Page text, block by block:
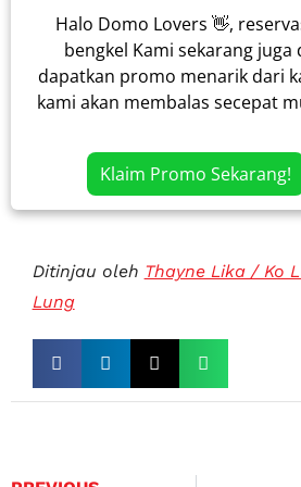
Halo Domo Lovers 👋,
bengkel Kami sekarang juga
dapatkan promo menarik dari
kami akan membalas secepat
Klaim Promo Sekarang!
Ditinjau oleh Thayne Lika / Ko
Lung